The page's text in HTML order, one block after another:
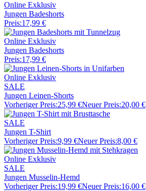
Online Exklusiv
Jungen Badeshorts
Preis:17,99 €
Online Exklusiv
Jungen Badeshorts
Preis:17,99 €
Online Exklusiv
SALE
Jungen Leinen-Shorts
Vorheriger Preis:25,99 €Neuer Preis:20,00 €
SALE
Jungen T-Shirt
Vorheriger Preis:9,99 €Neuer Preis:8,00 €
Online Exklusiv
SALE
Jungen Musselin-Hemd
Vorheriger Preis:19,99 €Neuer Preis:16,00 €